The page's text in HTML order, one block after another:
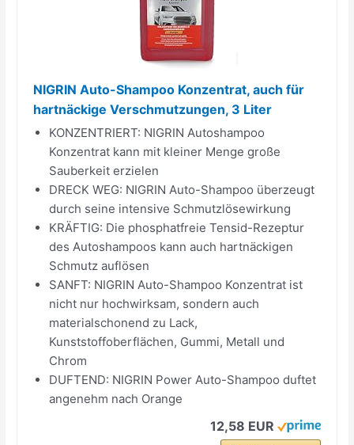
NIGRIN Auto-Shampoo Konzentrat, auch für
hartnäckige Verschmutzungen, 3 Liter
KONZENTRIERT: NIGRIN Autoshampoo
Konzentrat kann mit kleiner Menge große
Sauberkeit erzielen
DRECK WEG: NIGRIN Auto-Shampoo überzeugt
durch seine intensive Schmutzlösewirkung
KRÄFTIG: Die phosphatfreie Tensid-Rezeptur
des Autoshampoos kann auch hartnäckigen
Schmutz auflösen
SANFT: NIGRIN Auto-Shampoo Konzentrat ist
nicht nur hochwirksam, sondern auch
materialschonend zu Lack,
Kunststoffoberflächen, Gummi, Metall und
Chrom
DUFTEND: NIGRIN Power Auto-Shampoo duftet
angenehm nach Orange
12,58 EUR